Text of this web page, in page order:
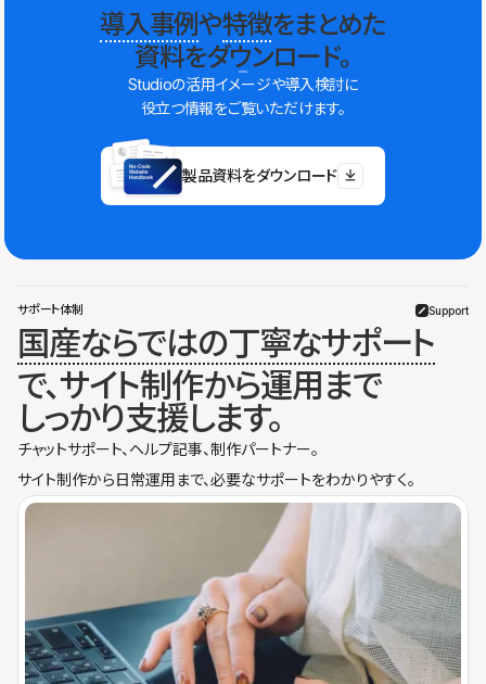
導入事例や特徴をまとめた
資料をダウンロード。
Studioの活用イメージや導入検討に
役立つ情報をご覧いただけます。
製品資料をダウンロード
サポート体制 Support
国産ならではの丁寧なサポート
で、サイト制作から運用まで
しっかり支援します。
チャットサポート、ヘルプ記事、制作パートナー。
サイト制作から日常運用まで、必要なサポートをわかりやすく。